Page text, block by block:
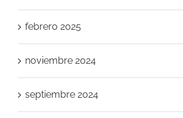
febrero 2025
noviembre 2024
septiembre 2024